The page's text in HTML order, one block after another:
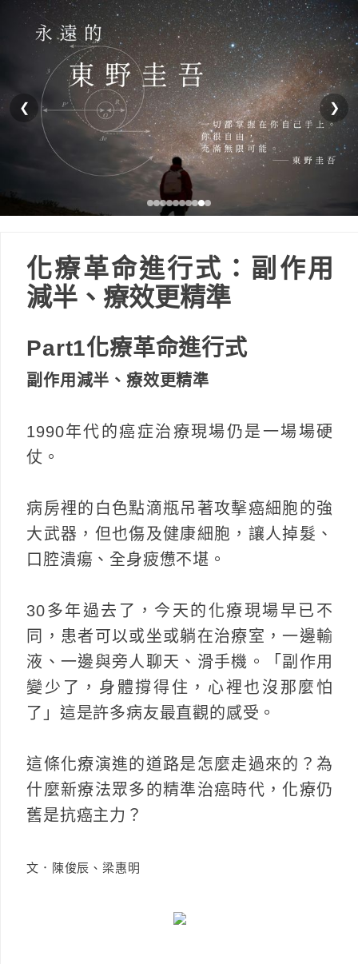
❮ ❯
化療革命進行式：副作用
減半、療效更精準
Part1化療革命進行式
副作用減半、療效更精準
1990年代的癌症治療現場仍是一場場硬
仗。
病房裡的白色點滴瓶吊著攻擊癌細胞的強
大武器，但也傷及健康細胞，讓人掉髮、
口腔潰瘍、全身疲憊不堪。
30多年過去了，今天的化療現場早已不
同，患者可以或坐或躺在治療室，一邊輸
液、一邊與旁人聊天、滑手機。「副作用
變少了，身體撐得住，心裡也沒那麼怕
了」這是許多病友最直觀的感受。
這條化療演進的道路是怎麼走過來的？為
什麼新療法眾多的精準治癌時代，化療仍
舊是抗癌主力？
文．陳俊辰、梁惠明